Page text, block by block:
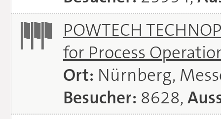
POWTECH
for Process
Ort: Nürnberg,
Besucher: 8628,